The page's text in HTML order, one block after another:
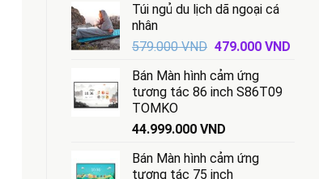
là:
18.500.000 VND.
tại
18.000.000 VND.
Túi ngủ du lịch dã ngoại cá
nhân
579.000VND Giá
là:
579.000 VND.
479.000 VNDGiá
Bán Màn hình cảm ứng
tương tác 86 inch S86T09
TOMKO
44.999.000 VND
Bán Màn hình cảm ứng
tương tác 75 inch